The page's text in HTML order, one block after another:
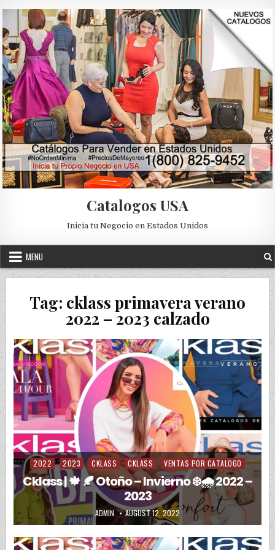
Catalogos USA
Inicia tu Negocio en Estados Unidos
MENU
Tag: cklass primavera verano
2022 – 2023 calzado
Posted in
2022 2023 CKLASS CKLASS VENTAS POR CATALOGO
Cklass | 🍁 🍂 Otoño – Invierno ❄️🌧️ 2022 –
2023
AUTHOR:
ADMIN PUBLISHED DATE:
AUGUST 12, 2022